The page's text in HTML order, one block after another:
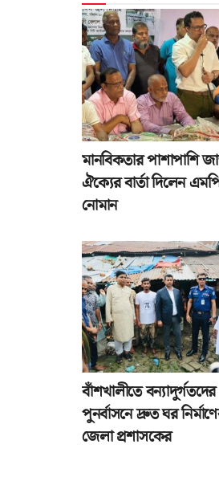
মানবিকতার পাশাপাশি
ঐক্যের বার্তা দিলেন
নোমান
বাঁশখালীতে বন্যাদুর্গতদের
পুনর্বাসনে দ্রুত ঘর
জেলা প্রশাসকের